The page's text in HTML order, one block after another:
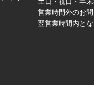
営業時間外のお
翌営業時間内とな